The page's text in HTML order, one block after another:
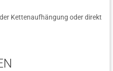
Kettenaufhängung oder direkt